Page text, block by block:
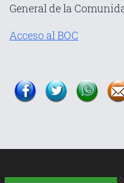
General de la
Acceso al BOC